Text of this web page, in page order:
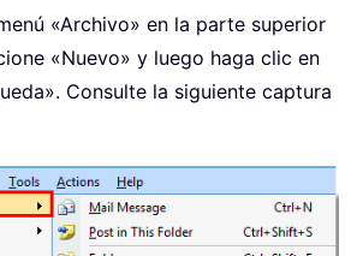
«Archivo» en la parte superior
«Nuevo» y luego haga clic en
Consulte la siguiente captura